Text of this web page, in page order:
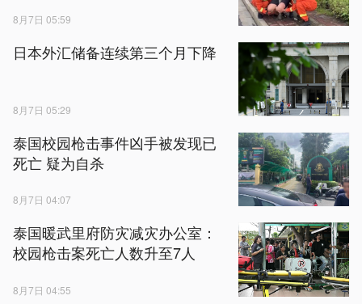
8月7日 05:59
日本外汇储备连续第三个月下降
8月7日 05:29
泰国校园枪击事件凶手被发现已
死亡 疑为自杀
8月7日 04:07
泰国暖武里府防灾减灾办公室：
校园枪击案死亡人数升至7人
8月7日 04:55